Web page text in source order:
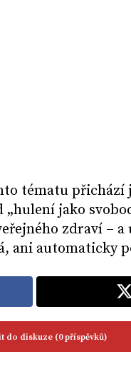
tématu
„hulení jako
zdraví – a
ani automaticky
do diskuze (0 příspěvků)